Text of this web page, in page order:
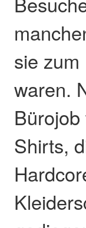
sie
waren.
Shirts,